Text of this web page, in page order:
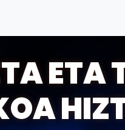
ETA